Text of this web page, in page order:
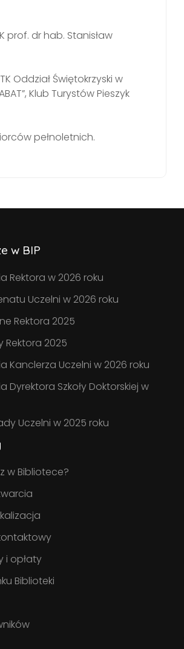
prof. dr hab. Stanisław
Oddział Świętokrzyski w
Klub Turystów Pieszyk
pełnoletnich.
w BIP
Rektora w 2026 roku
Uczelni w 2026 roku
Rektora 2025
Rektora 2025
Kanclerza Uczelni w 2026 roku
Dyrektora Szkoły Doktorskiej w
Uczelni w 2025 roku
w Bibliotece?
i opłaty
Biblioteki